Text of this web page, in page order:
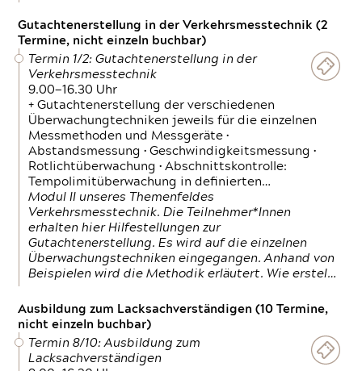
Gutachtenerstellung in der Verkehrsmesstechnik (2
Termine, nicht einzeln buchbar)
Termin 1/2: Gutachtenerstellung in der
Verkehrsmesstechnik
9.00—16.30 Uhr
+ Gutachtenerstellung der verschiedenen
Überwachungtechniken jeweils für die einzelnen
Messmethoden und Messgeräte •
Abstandsmessung • Geschwindigkeitsmessung •
Rotlichtüberwachung • Abschnittskontrolle:
Tempolimitüberwachung in definierten…
Modul II unseres Themenfeldes
Verkehrsmesstechnik. Die Teilnehmer*Innen
erhalten hier Hilfestellungen zur
Gutachtenerstellung. Es wird auf die einzelnen
Überwachungstechniken eingegangen. Anhand von
Beispielen wird die Methodik erläutert. Wie erstel…
Ausbildung zum Lacksachverständigen (10 Termine,
nicht einzeln buchbar)
Termin 8/10: Ausbildung zum
Lacksachverständigen